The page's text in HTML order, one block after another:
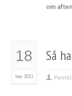
om
18
sep 2011
Så